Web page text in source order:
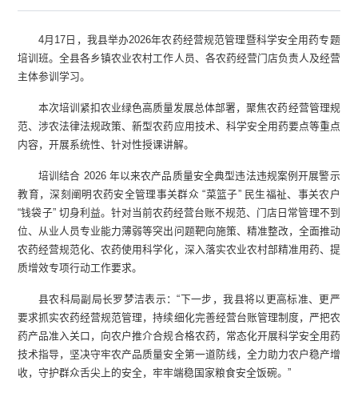
4月17日，我县举办2026年农药经营规范管理暨科学安全用药专题
培训班。全县各乡镇农业农村工作人员、各农药经营门店负责人及经营
主体参训学习。
本次培训紧扣农业绿色高质量发展总体部署，聚焦农药经营管理规
范、涉农法律法规政策、新型农药应用技术、科学安全用药要点等重点
内容，开展系统性、针对性授课讲解。
培训结合 2026 年以来农产品质量安全典型违法违规案例开展警示
教育，深刻阐明农药安全管理事关群众 “菜篮子” 民生福祉、事关农户
“钱袋子” 切身利益。针对当前农药经营台账不规范、门店日常管理不到
位、从业人员专业能力薄弱等突出问题靶向施策、精准整改，全面推动
农药经营规范化、农药使用科学化，深入落实农业农村部精准用药、提
质增效专项行动工作要求。
县农科局副局长罗梦洁表示：“下一步，我县将以更高标准、更严
要求抓实农药经营规范管理，持续细化完善经营台账管理制度，严把农
药产品准入关口，向农户推介合规合格农药，常态化开展科学安全用药
技术指导，坚决守牢农产品质量安全第一道防线，全力助力农户稳产增
收，守护群众舌尖上的安全，牢牢端稳国家粮食安全饭碗。”